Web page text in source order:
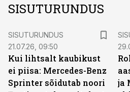
SISUTURUNDUS
SISUTURUNDUS
21.07.26, 09:50
Kui lihtsalt kaubikust
ei piisa: Mercedes-Benz
Sprinter sõidutab noori
ja